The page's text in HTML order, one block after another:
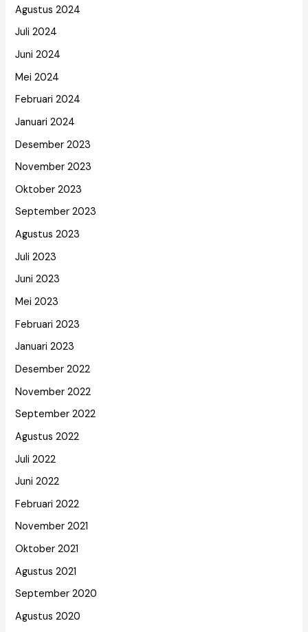
Agustus 2024
Juli 2024
Juni 2024
Mei 2024
Februari 2024
Januari 2024
Desember 2023
November 2023
Oktober 2023
September 2023
Agustus 2023
Juli 2023
Juni 2023
Mei 2023
Februari 2023
Januari 2023
Desember 2022
November 2022
September 2022
Agustus 2022
Juli 2022
Juni 2022
Februari 2022
November 2021
Oktober 2021
Agustus 2021
September 2020
Agustus 2020